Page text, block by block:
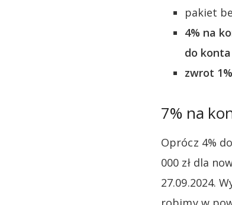
pakiet
4% na
do konta
zwrot
7% na
Oprócz 4%
000 zł dla
27.09.2024.